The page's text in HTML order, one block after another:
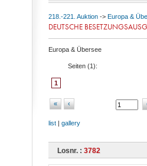
218.-221. Auktion -> Europa &
DEUTSCHE
Europa & Übersee
Seiten (1):
1
« ‹
list | gallery
Losnr. : 3782